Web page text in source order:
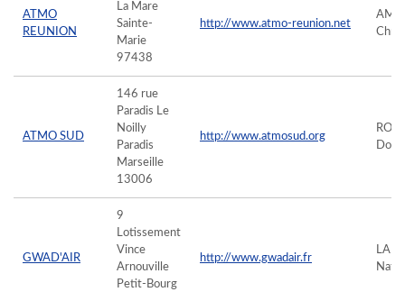
ATMO
REUNION
La Mare
Sainte-
Marie
97438
http://www.atmo-reunion.net
ATMO SUD
146 rue
Paradis Le
Noilly
Paradis
Marseille
13006
http://www.atmosud.org
GWAD'AIR
9
Lotissement
Vince
Arnouville
Petit-Bourg
http://www.gwadair.fr
LAUL